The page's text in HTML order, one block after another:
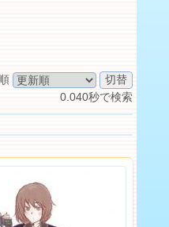
0.040秒で検索